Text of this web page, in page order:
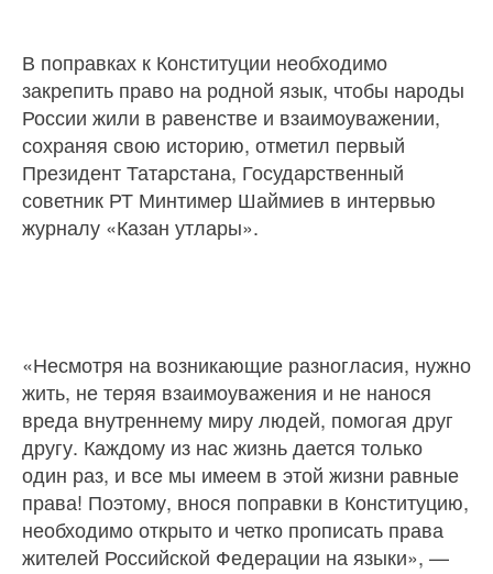
В поправках к Конституции необходимо
закрепить право на родной язык, чтобы народы
России жили в равенстве и взаимоуважении,
сохраняя свою историю, отметил первый
Президент Татарстана, Государственный
советник РТ Минтимер Шаймиев в интервью
журналу «Казан утлары».
«Несмотря на возникающие разногласия, нужно
жить, не теряя взаимоуважения и не нанося
вреда внутреннему миру людей, помогая друг
другу. Каждому из нас жизнь дается только
один раз, и все мы имеем в этой жизни равные
права! Поэтому, внося поправки в Конституцию,
необходимо открыто и четко прописать права
жителей Российской Федерации на языки», —